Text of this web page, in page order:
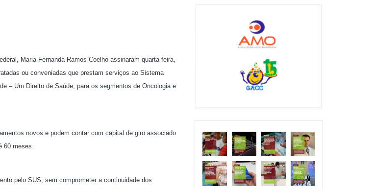
Maria Fernanda Ramos Coelho assinaram quarta-feira,
ou conveniadas que prestam serviços ao Sistema
– Um Direito de Saúde, para os segmentos de Oncologia e
novos e podem contar com capital de giro associado
60 meses.
pelo SUS, sem comprometer a continuidade dos